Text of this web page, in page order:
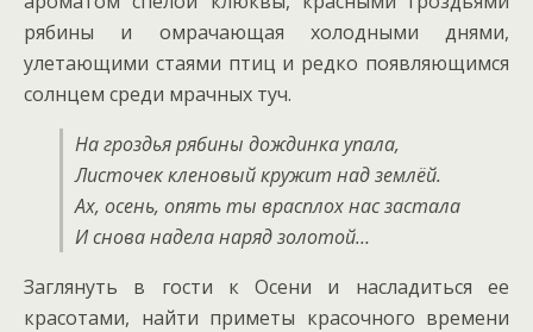
рябины и омрачающая холодными днями,
улетающими стаями птиц и редко появляющимся
солнцем среди мрачных туч.
На гроздья рябины дождинка упала,
Листочек кленовый кружит над землёй.
Ах, осень, опять ты врасплох нас застала
И снова надела наряд золотой…
Заглянуть в гости к Осени и насладиться ее
красотами, найти приметы красочного времени